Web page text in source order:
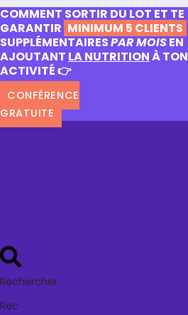
COMMENT SORTIR DU LOT ET TE
GARANTIR MINIMUM 5 CLIENTS
SUPPLÉMENTAIRESPAR MOISEN
AJOUTANT LA NUTRITIONÀ TON
ACTIVITÉ 👉
CONFÉRENCE
GRATUITE
Rechercher